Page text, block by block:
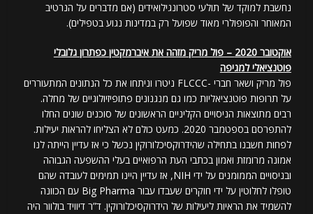
נחשבת למוקד של תולעי סטרונגילואידים (אם מדברים על הנרטיב
המאוחר והפופולרי מאוד שפועל רק במדינות נגוע בטפילים).
אוקטובר 2020 – פול מריק מזהה את איברמקטין כפתרון גלובלי
פוטנציאלי למגיפה
פול מריק ושאר חברי -FLCCC ניטרו וניתחו את כל הנתונים המתעוררים
על תרופות פוטנציאליות כמו גם מנגנונים פתופיזיולוגיים של מחלה.
רבים מתוצאות הניסויים הקליניים הראשונים של סוכנים שונים החלו
להתפרסם בספטמבר 2020. כמעט כולם לא הצליחו להראות יעילות.
לפחות חשבנו בתחילה שהידרוקסיכלורוקין נכשל כי אז עדיין הייתה לנו
אמונה מרומזת ואמון בכתבי העת הרפואיים בעלי ההשפעה הגבוהה
ובניסויים הממומנים על ידי NIH, אז עדיין היינו תמימים לעובדה שהם
טופלו לחלוטין על ידי חוקרים שעבדו עבור Big Pharma עם הכוונה
להשמיד את הראיות ליעילות של הידרוקסיכלורוקין. ד”ר דיוויד בולוור היה